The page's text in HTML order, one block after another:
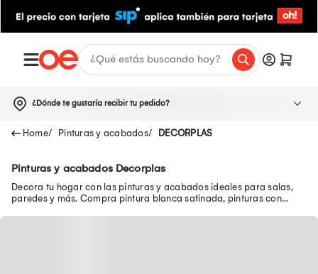
¿Dónde te gustaría recibir tu pedido?
Pinturas y acabados DECORPLAS
Pinturas y acabados Decorplas
Decora tu hogar con las pinturas y acabados ideales para salas,
paredes y más. Compra pintura blanca satinada, pinturas con